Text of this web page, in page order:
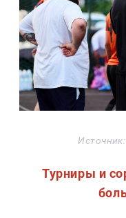
Турниры и